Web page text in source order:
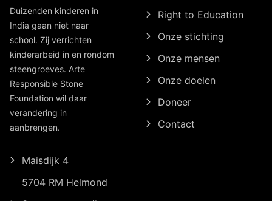
Duizenden kinderen in
India gaan niet naar
school. Zij verrichten
kinderarbeid in en rondom
steengroeves. Arte
Responsible Stone
Foundation wil daar
verandering in
aanbrengen.
Maisdijk 4
5704 RM Helmond
Right to Education
Onze stichting
Onze mensen
Onze doelen
Doneer
Contact